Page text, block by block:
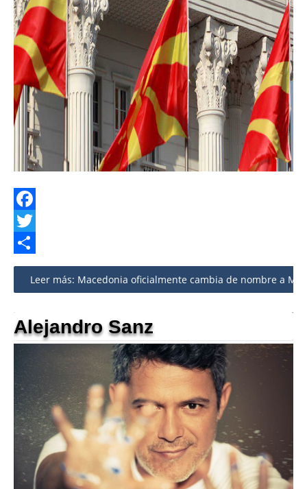
Facebook
Twitter
Share
Leer más: Macedonia oficialmente cambia de nombre a
Alejandro Sanz